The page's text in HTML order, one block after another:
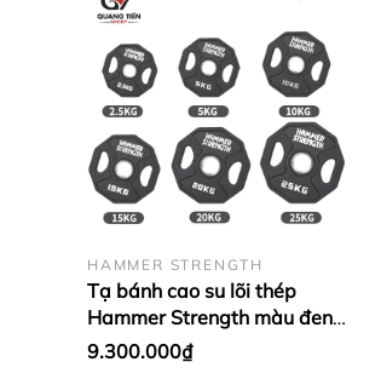
- Email :
HAMMER STRENGTH
Tạ bánh cao su lõi thép
Hammer Strength màu đen
cao cấp lỗ 50 nhập khẩu (giá
9.300.000₫